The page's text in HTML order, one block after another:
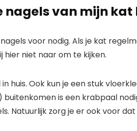
nagels van mijn kat
voor nodig. Als je kat
hier niet naar om te kijken.
huis. Ook kun je een stuk
is een krabpaal
Natuurlijk zorg je er ook voor